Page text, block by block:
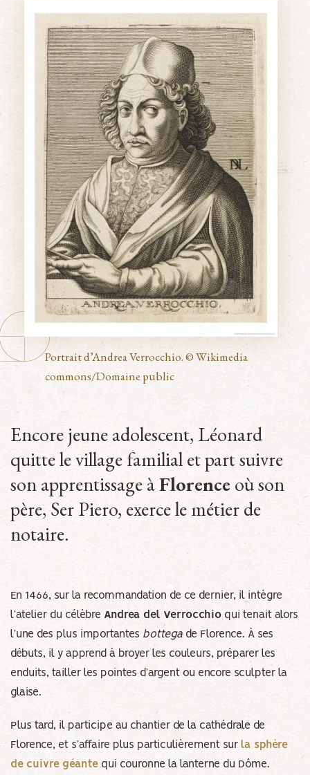
Encore jeune adolescent, Léonard
quitte le village familial et part suivre
son apprentissage àFlorence où son
père, Ser Piero, exerce le métier de
notaire.
En 1466, sur la recommandation de ce dernier, il intègre
l’atelier du célèbre Andrea del Verrocchio qui tenait alors
l’une des plus importantes bottegade Florence. À ses
débuts, il y apprend à broyer les couleurs, préparer les
enduits, tailler les pointes d’argent ou encore sculpter la
glaise.
Plus tard, il participe au chantier de la cathédrale de
Florence, et s’affaire plus particulièrement sur la sphère
de cuivre géante qui couronne la lanterne du Dôme.
Portrait d’Andrea Verrocchio. © Wikimedia
commons/Domaine public